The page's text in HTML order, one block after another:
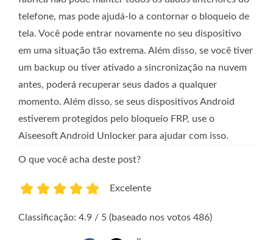
telefone, mas pode ajudá-lo a contornar o bloqueio de
tela. Você pode entrar novamente no seu dispositivo
em uma situação tão extrema. Além disso, se você tiver
um backup ou tiver ativado a sincronização na nuvem
antes, poderá recuperar seus dados a qualquer
momento. Além disso, se seus dispositivos Android
estiverem protegidos pelo bloqueio FRP, use o
Aiseesoft Android Unlocker para ajudar com isso.
O que você acha deste post?
Excelente
Classificação: 4.9 / 5 (baseado nos votos 486)